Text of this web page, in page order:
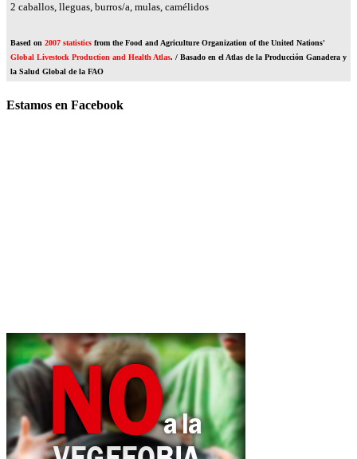
2 caballos, lleguas, burros/a, mulas, camélidos
Based on 2007 statistics from the Food and Agriculture Organization of the United Nations'
Global Livestock Production and Health Atlas. / Basado en el Atlas de la Producción Ganadera y
la Salud Global de la FAO
Estamos en Facebook